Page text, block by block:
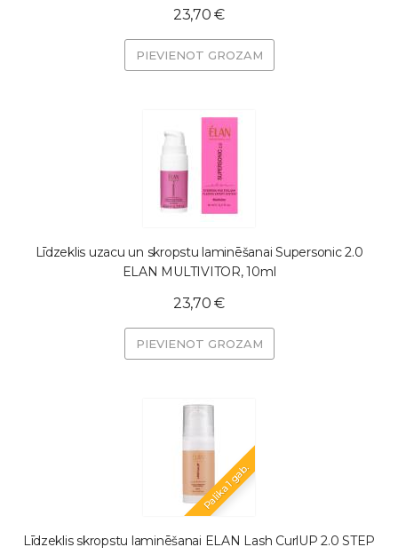
23,70 €
PIEVIENOT GROZAM
Līdzeklis uzacu un skropstu laminēšanai Supersonic 2.0
ELAN MULTIVITOR, 10ml
23,70 €
PIEVIENOT GROZAM
Palika 1 gab.
Līdzeklis skropstu laminēšanai ELAN Lash CurlUP 2.0 STEP